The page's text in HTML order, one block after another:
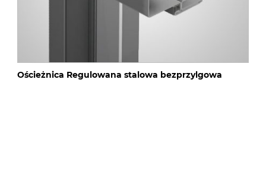
Ościeżnica Regulowana stalowa bezprzylgowa